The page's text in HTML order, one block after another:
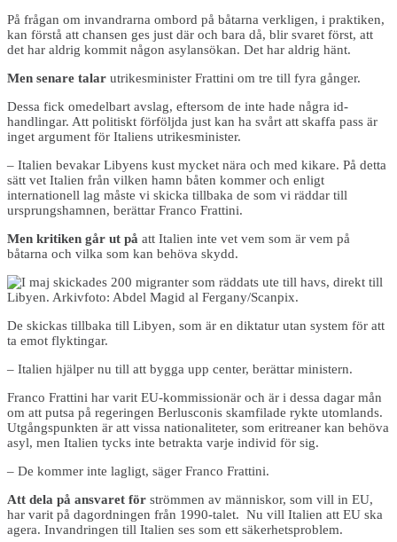
På frågan om invandrarna ombord på båtarna verkligen, i praktiken,
kan förstå att chansen ges just där och bara då, blir svaret först, att
det har aldrig kommit någon asylansökan. Det har aldrig hänt.
Men senare talar utrikesminister Frattini om tre till fyra gånger.
Dessa fick omedelbart avslag, eftersom de inte hade några id-
handlingar. Att politiskt förföljda just kan ha svårt att skaffa pass är
inget argument för Italiens utrikesminister.
– Italien bevakar Libyens kust mycket nära och med kikare. På detta
sätt vet Italien från vilken hamn båten kommer och enligt
internationell lag måste vi skicka tillbaka de som vi räddar till
ursprungshamnen, berättar Franco Frattini.
Men kritiken går ut på att Italien inte vet vem som är vem på
båtarna och vilka som kan behöva skydd.
De skickas tillbaka till Libyen, som är en diktatur utan system för att
ta emot flyktingar.
– Italien hjälper nu till att bygga upp center, berättar ministern.
Franco Frattini har varit EU-kommissionär och är i dessa dagar mån
om att putsa på regeringen Berlusconis skamfilade rykte utomlands.
Utgångspunkten är att vissa nationaliteter, som eritreaner kan behöva
asyl, men Italien tycks inte betrakta varje individ för sig.
– De kommer inte lagligt, säger Franco Frattini.
Att dela på ansvaret för strömmen av människor, som vill in EU,
har varit på dagordningen från 1990-talet. Nu vill Italien att EU ska
agera. Invandringen till Italien ses som ett säkerhetsproblem.